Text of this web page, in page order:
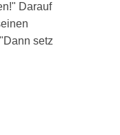
Darauf
setz